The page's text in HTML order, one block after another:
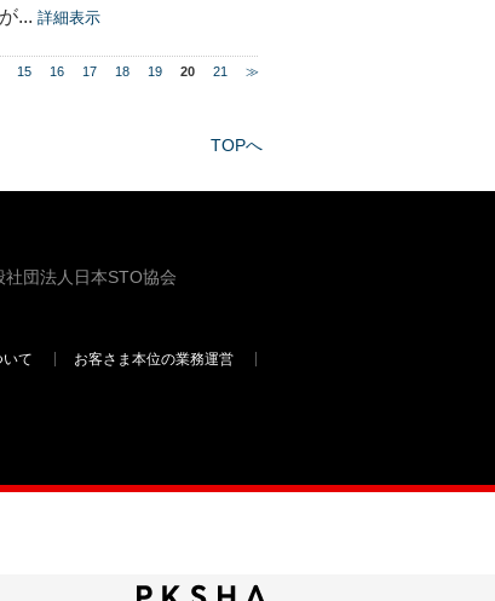
... 詳細表示
15 16 17 18 19 20 21 ≫
TOPへ
団法人日本STO協会
て
お客さま本位の業務運営